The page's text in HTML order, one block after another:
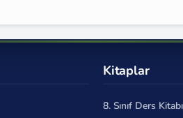
Kitaplar
8. Sınıf Ders